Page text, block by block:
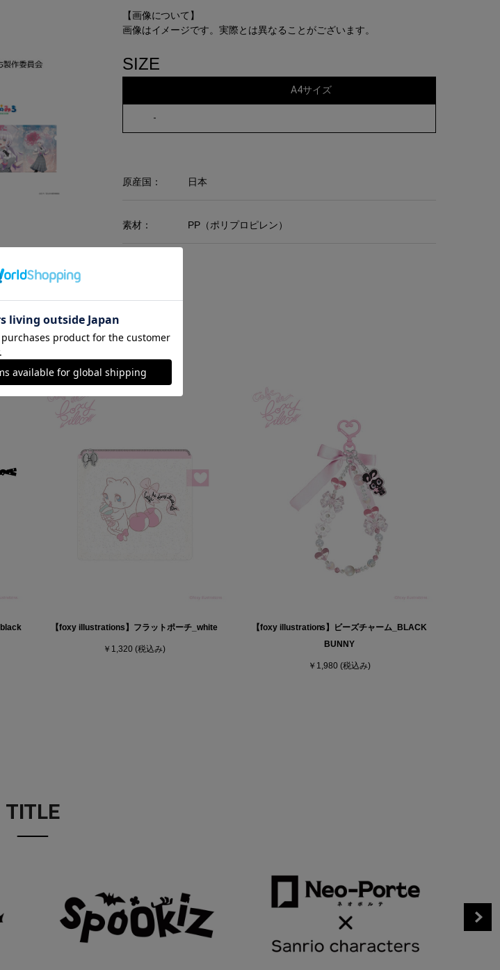
【画像について】
画像はイメージです。実際とは異なることがございます。
SIZE
A4サイズ
-
原産国： 日本
素材： PP（ポリプロピレン）
【foxy illustrations】フラットポーチ_white
￥1,320(税込み)
【foxy illustrations】ビーズチャーム_BLACK
BUNNY
￥1,980 (税込み)
TITLE